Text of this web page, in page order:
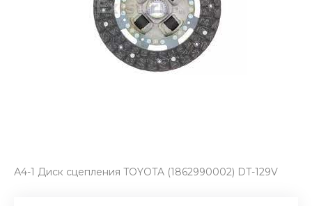
А4-1 Диск сцепления TOYOTA (1862990002) DT-129V